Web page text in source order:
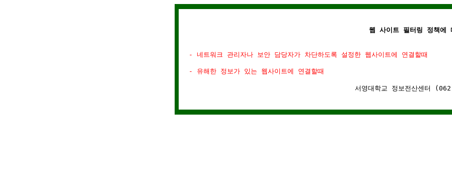
웹 사이트 필터링 정책에
- 네트워크 관리자나 보안 담당자가 차단하도록 설정한 웹사이트에 연결할때
- 유해한 정보가 있는 웹사이트에 연결할때
서영대학교 정보전산센터